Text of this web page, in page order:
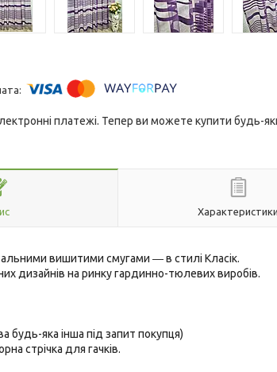
платежі. Тепер ви можете купити будь-
Характеристики
вишитими смугами ― в стилі Класік.
дизайнів на ринку гардинно-тюлевих виробів.
будь-яка інша під запит покупця)
стрічка для гачків.